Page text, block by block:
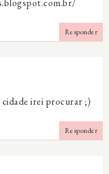
Responder
irei procurar ;)
Responder